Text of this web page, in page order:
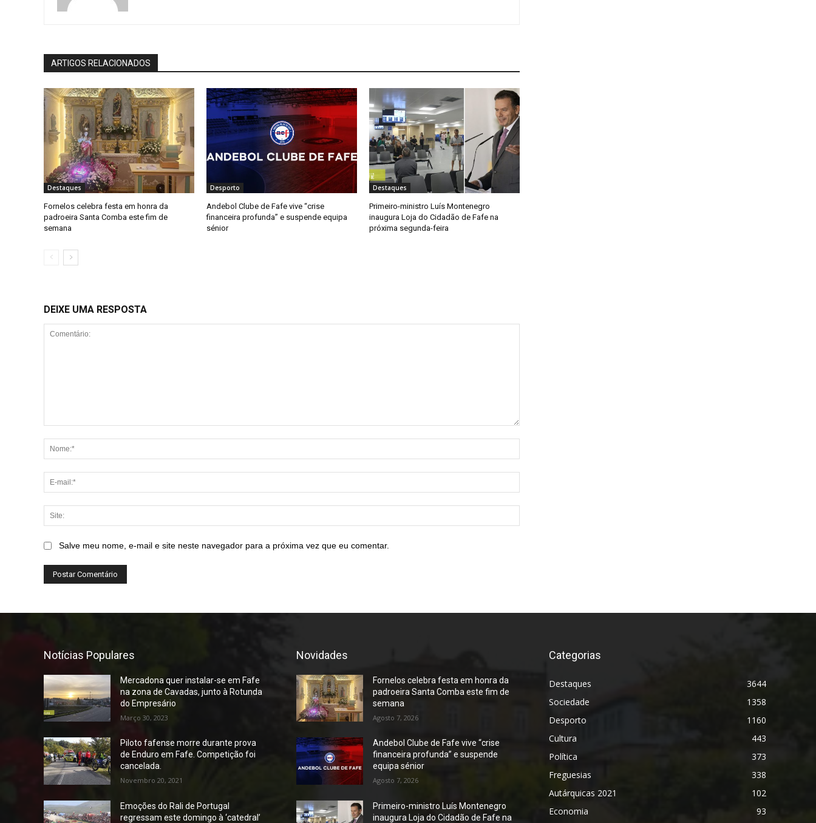
ARTIGOS RELACIONADOS
Destaques
Fornelos celebra festa em honra da
padroeira Santa Comba este fim de
semana
Desporto
Andebol Clube de Fafe vive “crise
financeira profunda” e suspende equipa
sénior
Destaques
Primeiro-ministro Luís Montenegro
inaugura Loja do Cidadão de Fafe na
próxima segunda-feira
DEIXE UMA RESPOSTA
Salve meu nome, e-mail e site neste navegador para a próxima vez que eu comentar.
Notícias Populares
Mercadona quer instalar-se em Fafe
na zona de Cavadas, junto à Rotunda
do Empresário
Março 30, 2023
Piloto fafense morre durante prova
de Enduro em Fafe. Competição foi
cancelada.
Novembro 20, 2021
Emoções do Rali de Portugal
regressam este domingo à ‘catedral’
Novidades
Fornelos celebra festa em honra da
padroeira Santa Comba este fim de
semana
Agosto 7, 2026
Andebol Clube de Fafe vive “crise
financeira profunda” e suspende
equipa sénior
Agosto 7, 2026
Primeiro-ministro Luís Montenegro
inaugura Loja do Cidadão de Fafe na
Categorias
Destaques
3644
Sociedade
1358
Desporto
1160
Cultura
443
Política
373
Freguesias
338
Autárquicas 2021
102
Economia
93